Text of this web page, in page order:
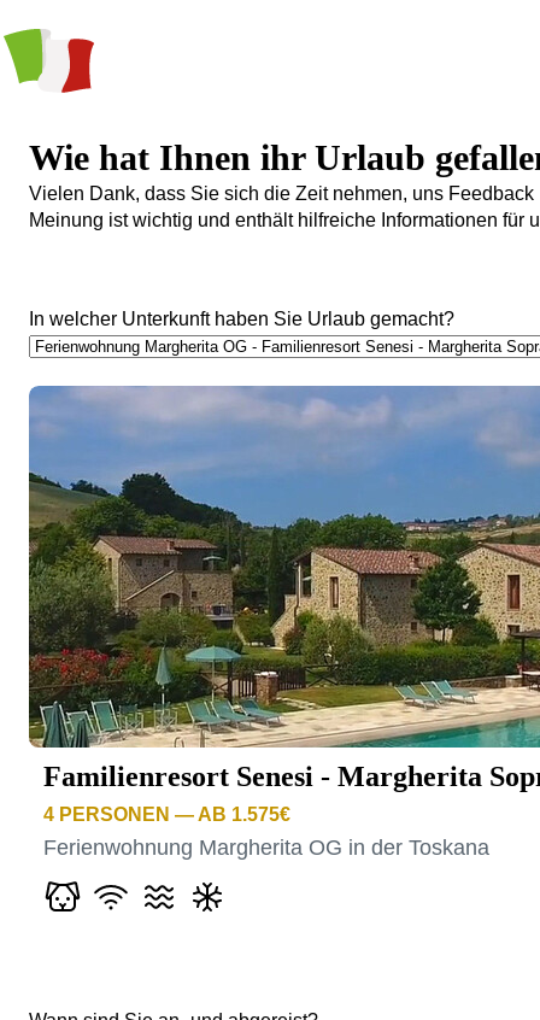
Wie hat Ihnen ihr Urlaub
Vielen Dank, dass Sie sich die Zeit nehmen, uns
Meinung ist wichtig und enthält hilfreiche Informationen für
In welcher Unterkunft haben Sie Urlaub gemacht?
Familienresort Senesi - Margherita
4 PERSONEN — AB 1.575€
Ferienwohnung Margherita OG in der Toskana